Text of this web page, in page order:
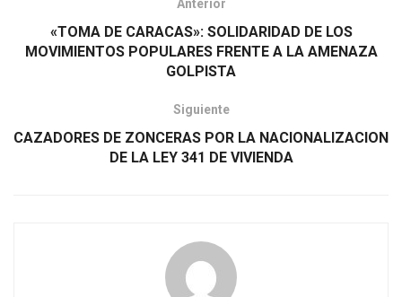
Anterior
«TOMA DE CARACAS»: SOLIDARIDAD DE LOS
MOVIMIENTOS POPULARES FRENTE A LA AMENAZA
GOLPISTA
Siguiente
CAZADORES DE ZONCERAS POR LA NACIONALIZACION
DE LA LEY 341 DE VIVIENDA